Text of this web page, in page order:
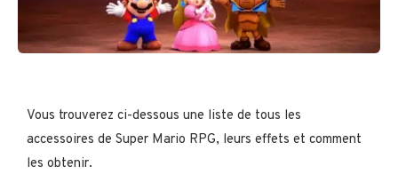
Vous trouverez ci-dessous une liste de tous les
accessoires de Super Mario RPG, leurs effets et comment
les obtenir.